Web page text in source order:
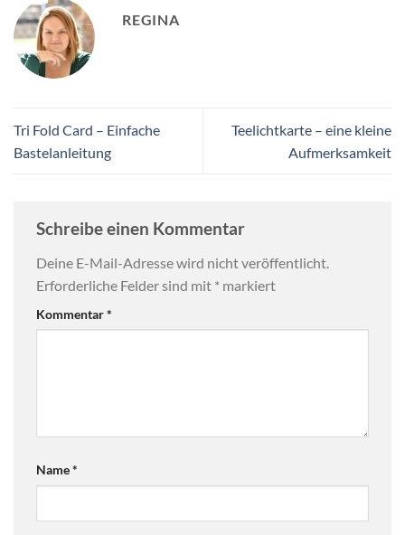
REGINA
Tri Fold Card – Einfache
Bastelanleitung
Teelichtkarte – eine kleine
Aufmerksamkeit
Schreibe einen Kommentar
Deine E-Mail-Adresse wird nicht veröffentlicht.
Erforderliche Felder sind mit * markiert
Kommentar*
Name*